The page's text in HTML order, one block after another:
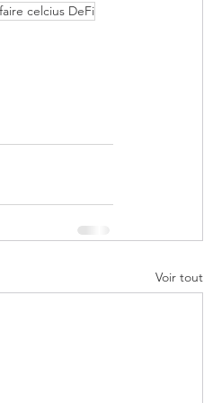
celcius DeFi
Voir tout